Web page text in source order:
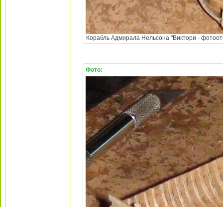
Корабль Адмирала Нельсона "Виктори -
Фото: